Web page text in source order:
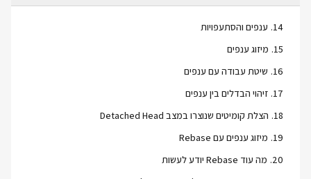
14
. ענפים והסתעפויות
15
. מיזוג ענפים
16
. שיטת עבודה עם ענפים
17
. זיהוי הבדלים בין ענפים
18
. הצלת קומיטים שנוצרו במצב Detached Head
19
. מיזוג ענפים עם Rebase
20
. מה עוד Rebase יודע לעשות